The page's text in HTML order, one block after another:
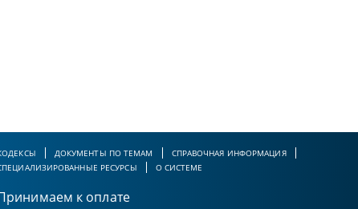
ДОКУМЕНТЫ ПО ТЕМАМ
СПРАВОЧНАЯ ИНФОРМАЦИЯ
РЕСУРСЫ
О СИСТЕМЕ
к оплате